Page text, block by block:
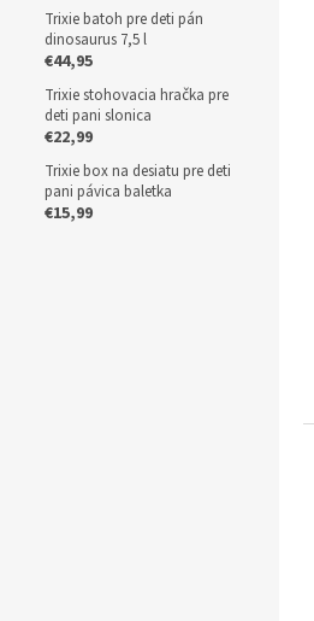
Trixie batoh pre deti pán
dinosaurus 7,5 l
€44,95
Trixie stohovacia hračka pre
deti pani slonica
€22,99
Trixie box na desiatu pre deti
pani pávica baletka
€15,99